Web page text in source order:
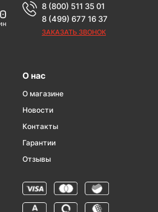
8 (800) 511 35 01
8 (499) 677 16 37
ЗАКАЗАТЬ ЗВОНОК
О нас
О магазине
Новости
Контакты
Гарантии
Отзывы